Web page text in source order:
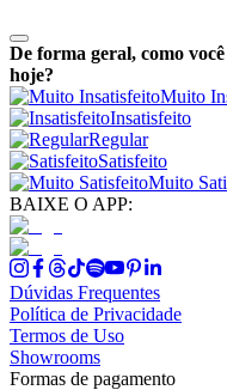
De forma geral, como
hoje?
Muito
Insatisfeito
Regular
Satisfeito
Muito
BAIXE O APP:
Dúvidas Frequentes
Política de Privacidade
Termos de Uso
Showrooms
Formas de pagamento